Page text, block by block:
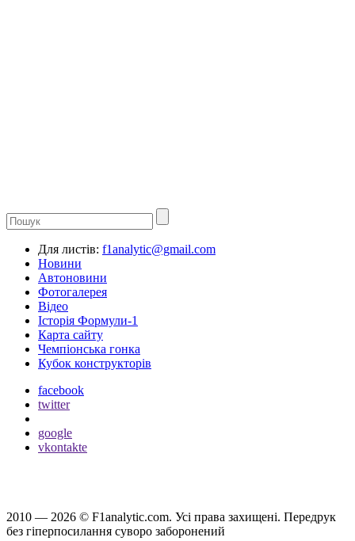
Для листів: f1analytic@gmail.com
Новини
Автоновини
Фотогалерея
Відео
Історія Формули-1
Карта сайту
Чемпіонська гонка
Кубок конструкторів
facebook
twitter
google
vkontakte
2010 — 2026 © F1analytic.com. Усi права захищенi. Передрук
без гіперпосилання суворо заборонений